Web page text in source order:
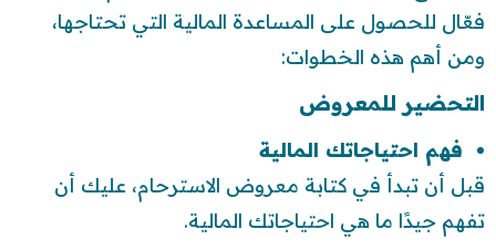
فعّال للحصول على المساعدة المالية التي تحتاجها،
ومن أهم هذه الخطوات:
التحضير للمعروض
فهم احتياجاتك المالية
قبل أن تبدأ في كتابة معروض الاسترحام، عليك أن
تفهم جيدًا ما هي احتياجاتك المالية.